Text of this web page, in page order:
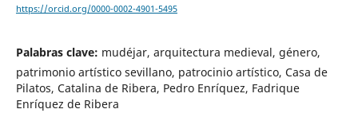
https://orcid.org/0000-0002-4901-5495
Palabras clave: mudéjar, arquitectura medieval, género,
patrimonio artístico sevillano, patrocinio artístico, Casa de
Pilatos, Catalina de Ribera, Pedro Enríquez, Fadrique
Enríquez de Ribera